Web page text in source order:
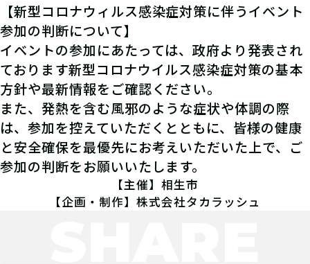
【新型コロナウィルス感染症対策に伴うイベント
参加の判断について】
イベントの参加にあたっては、政府より発表され
ております新型コロナウイルス感染症対策の基本
方針や最新情報をご確認ください。
また、発熱を含む風邪のような症状や体調の際
は、参加を控えていただくとともに、皆様の健康
と安全確保を最優先にお考えいただいた上で、ご
参加の判断をお願いいたします。
【主催】相生市
【企画・制作】株式会社タカラッシュ